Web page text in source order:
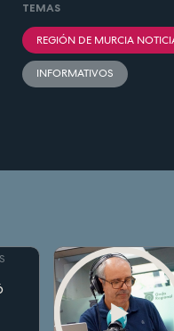
TEMAS
REGIÓN DE MURCIA
INFORMATIVOS